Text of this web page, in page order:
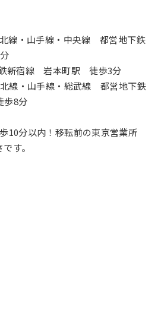
線・山手線・中央線 都営地下鉄
線 岩本町駅 徒歩3分
山手線・総武線 都営地下鉄
8分
10分以内！移転前の東京営業所
す。